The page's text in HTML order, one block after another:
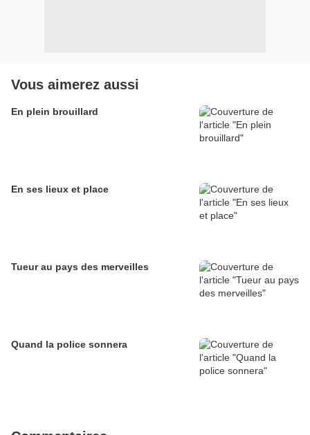
Vous aimerez aussi
En plein brouillard
En ses lieux et place
Tueur au pays des merveilles
Quand la police sonnera